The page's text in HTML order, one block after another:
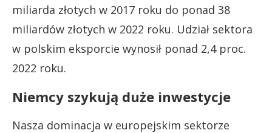
miliarda złotych w 2017 roku do ponad 38
miliardów złotych w 2022 roku. Udział sektora
w polskim eksporcie wynosił ponad 2,4 proc.
2022 roku.
Niemcy szykują duże inwestycje
Nasza dominacja w europejskim sektorze